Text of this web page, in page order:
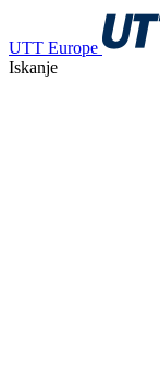
UTT Europe
Iskanje